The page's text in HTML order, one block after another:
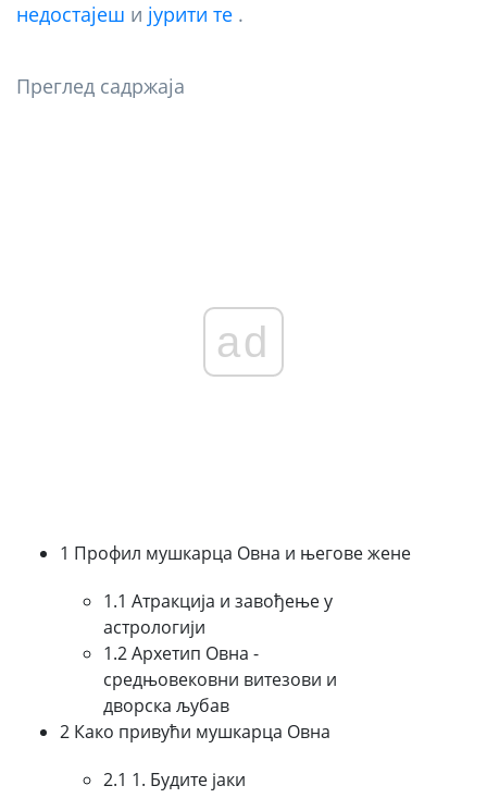
недостајеш и јурити те .
Преглед садржаја
ad
1 Профил мушкарца Овна и његове жене
1.1 Атракција и завођење у
астрологији
1.2 Архетип Овна -
средњовековни витезови и
дворска љубав
2 Како привући мушкарца Овна
2.1 1. Будите јаки